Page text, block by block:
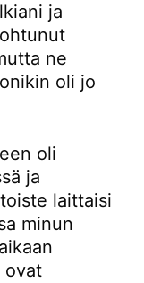
ja
ne
oli jo
oli
ja
laittaisi
minun
ovat